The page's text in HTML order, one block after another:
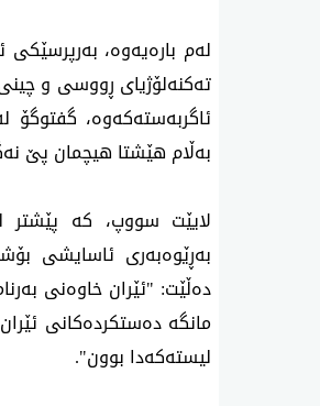
له‌م باره‌یه‌وه‌، بەرپرسێکی
تەکنەلۆژیای ڕووسی و
ئاگربەستەکەوە، گفتوگۆ
بەڵام هێشتا هیچمان پێ
لایێت سووپ، کە پێشتر
بەڕێوەبەری ئاسایشی
ده‌ڵێت: "ئێران خاوەنی
مانگە دەستکردەکانی
لیستەکەدا بوون".